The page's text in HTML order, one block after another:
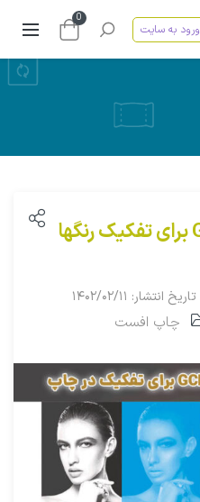
ورود به سایت
0
مزایای استفاده از GCR برای تفکیک رنگها
چاپ افست